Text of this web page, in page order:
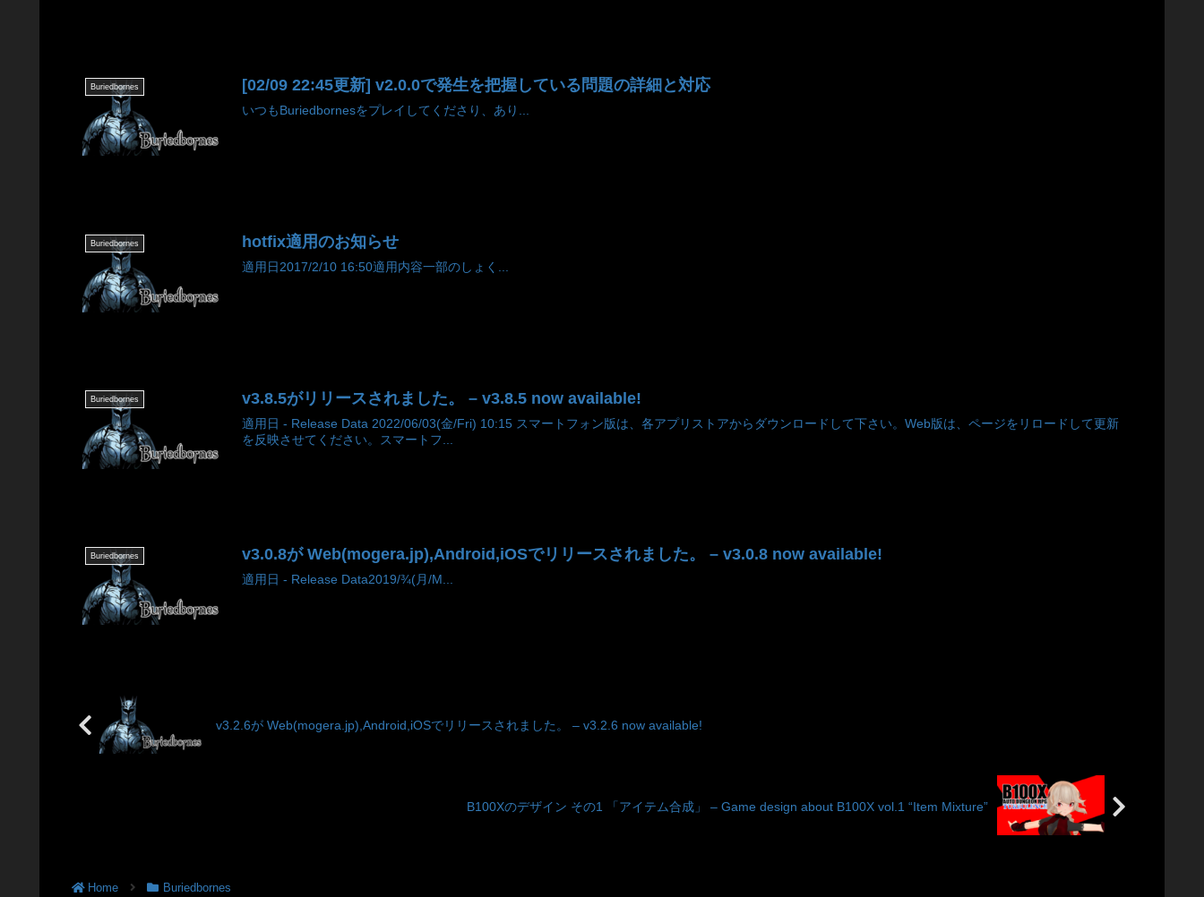
Buriedbornes [02/09 22:45更新] v2.0.0で発生を把握している問題の詳細と対応
いつもBuriedbornesをプレイしてくださり、あり...
Buriedbornes hotfix適用のお知らせ
適用日2017/2/10 16:50適用内容一部のしょく...
Buriedbornes v3.8.5がリリースされました。 – v3.8.5 now available!
適用日 - Release Data 2022/06/03(金/Fri) 10:15 スマートフォン版は、各アプリストアからダウンロードして下さい。Web版は、ページをリロードして更新
を反映させてください。スマートフ...
Buriedbornes v3.0.8が Web(mogera.jp),Android,iOSでリリースされました。 – v3.0.8 now available!
適用日 - Release Data2019/¾(月/M...
v3.2.6が Web(mogera.jp),Android,iOSでリリースされました。 – v3.2.6 now available!
B100Xのデザイン その1 「アイテム合成」 – Game design about B100X vol.1 “Item Mixture”
Home Buriedbornes